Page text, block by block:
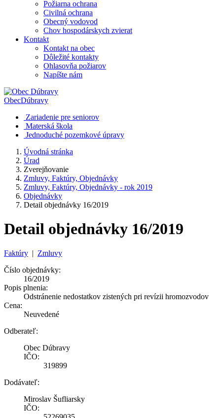
Požiarna ochrana
Civilná ochrana
Obecný vodovod
Chov hospodárskych zvierat
Kontakt
Kontakt na obec
Dôležité kontakty
Ohlasovňa požiarov
Napíšte nám
ObecDúbravy
Zariadenie pre seniorov
Materská škola
Jednoduché pozemkové úpravy
Úvodná stránka
Úrad
Zverejňovanie
Zmluvy, Faktúry, Objednávky
Zmluvy, Faktúry, Objednávky - rok 2019
Objednávky
Detail objednávky 16/2019
Detail objednávky 16/2019
Faktúry | Zmluvy
Číslo objednávky:
16/2019
Popis plnenia:
Odstránenie nedostatkov zistených pri revízii hromozvodov
Cena:
Neuvedené
Odberateľ:
Obec Dúbravy
IČO:
319899
Dodávateľ:
Miroslav Šufliarsky
IČO: